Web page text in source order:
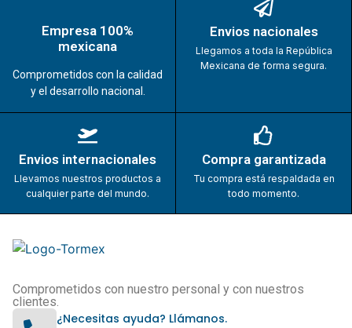
Empresa 100%
mexicana
Comprometidos con la calidad
y el desarrollo nacional.
Envios nacionales
Llegamos a toda la República
Mexicana de forma segura.
Envios internacionales
Llevamos nuestros productos a
cualquier parte del mundo.
Compra garantizada
Tu compra está respaldada en
todo momento.
Comprometidos con nuestro personal y con nuestros
clientes.
¿Necesitas ayuda? Llámanos.